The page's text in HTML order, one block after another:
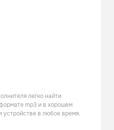
Рок
легко найти
mp3 и в хорошем
устройстве в любое время.